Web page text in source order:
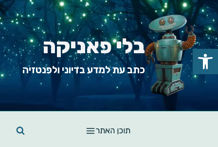
Skip
to
content
בלי פאניקה
כתב עת למדע בדיוני ולפנטזיה
תוכן האתר
פתח סרגל נגישות